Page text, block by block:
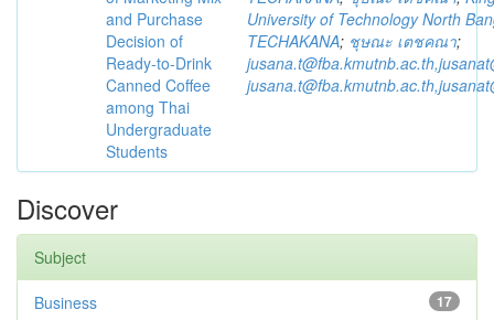
and Purchase
Decision of
Ready-to-Drink
Canned Coffee
among Thai
Undergraduate
Students
University of Technology North
TECHAKANA; ชุษณะ เตชคณา;
Discover
Subject
17
Business